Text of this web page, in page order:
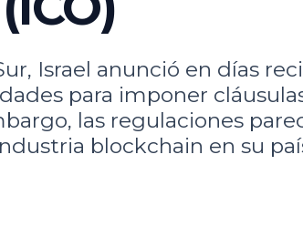
Israel anunció en días
para imponer
las regulaciones
blockchain en su